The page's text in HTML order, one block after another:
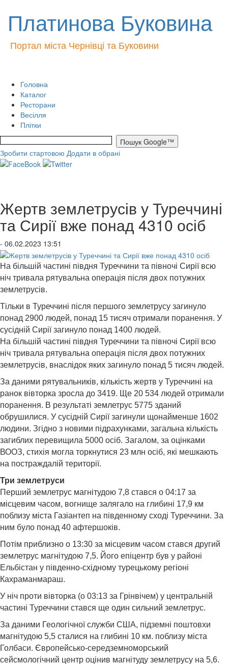
Платинова Буковина
Портал міста Чернівці та Буковини
Головна
Каталог
Ресторани
Весілля
Плітки
Зробити стартовою Додати в обрані
Жертв землетрусів у Туреччині
та Сирії вже понад 4310 осіб
- 06.02.2023 13:51
На більшій частині півдня Туреччини та півночі Сирії всю
ніч тривала рятувальна операція після двох потужних
землетрусів.
Тільки в Туреччині після першого землетрусу загинуло
понад 2900 людей, понад 15 тисяч отримали поранення. У
сусідній Сирії загинуло понад 1400 людей.
На більшій частині півдня Туреччини та півночі Сирії всю
ніч тривала рятувальна операція після двох потужних
землетрусів, внаслідок яких загинуло понад 5 тисяч людей.
За даними рятувальників, кількість жертв у Туреччині на
ранок вівторка зросла до 3419. Ще 20 534 людей отримали
поранення. В результаті землетрус 5775 зданий
обрушилися. У сусідній Сирії загинули щонайменше 1602
людини. Згідно з новими підрахунками, загальна кількість
загиблих перевищила 5000 осіб. Загалом, за оцінками
ВООЗ, стихія могла торкнутися 23 млн осіб, які мешкають
на постраждалій території.
Три землетруси
Перший землетрус магнітудою 7,8 стався о 04:17 за
місцевим часом, вогнище залягало на глибині 17,9 км
поблизу міста Газіантеп на південному сході Туреччини. За
ним було понад 40 афтершоків.
Потім приблизно о 13:30 за місцевим часом стався другий
землетрус магнітудою 7,5. Його епіцентр був у районі
Ельбістан у південно-східному турецькому регіоні
Кахраманмараш.
У ніч проти вівторка (о 03:13 за Грінвічем) у центральній
частині Туреччини стався ще один сильний землетрус.
За даними Геологічної служби США, підземні поштовхи
магнітудою 5,5 сталися на глибині 10 км. поблизу міста
Голбаси. Європейсько-середземноморський
сейсмологічний центр оцінив магнітуду землетрусу на 5,6.